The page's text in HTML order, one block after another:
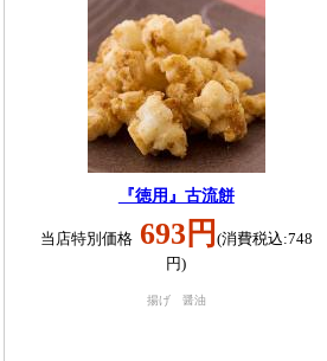
『徳用』古流餅
当店特別価格 693円(消費税込:748
円)
揚げ 醤油